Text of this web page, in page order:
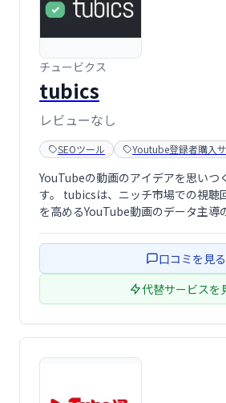
チュービクス
tubics
レビューなし
SEOツール Youtube登録者購入
YouTubeの動画のアイデアを思いつ
す。 tubicsは、ニッチ市場での視聴
を高めるYouTube動画のデータ主導
デオでカバーする質問、提案された
口コミを見る
代替サービスを